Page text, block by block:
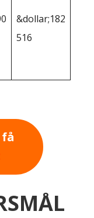
&dollar;182
516